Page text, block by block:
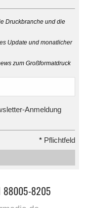
Druckbranche und die
Update und monatlicher
zum Großformatdruck
Anmeldung
* Pflichtfeld
88005-8205